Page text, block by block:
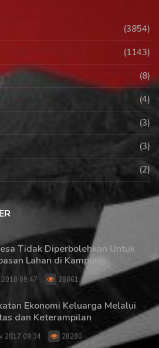
(3854)
(1143)
(8)
(4)
(3)
(3)
(2)
Tidak Diperbolehkan Untuk
Lahan di Kampung
2018 09:47 28861
Ekonomi Keluarga Melalui
dan Keterampilan
2017 09:34 28280